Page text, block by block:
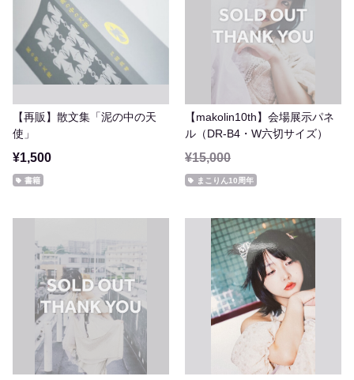
【再販】散文集「泥の中の天
使」
¥1,500
書籍
【makolin10th】会場展示パネ
ル（DR-B4・W六切サイズ）
¥15,000
まこりん10周年